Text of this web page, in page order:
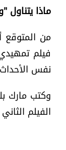
ماذا يتناول
من
نفس
وكتب مارك
الفيلم